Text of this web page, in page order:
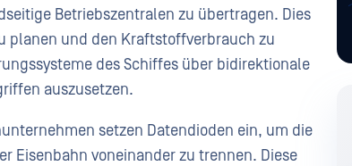
Betriebszentralen zu übertragen. Dies
planen und den Kraftstoffverbrauch zu
des Schiffes über bidirektionale
auszusetzen.
setzen Datendioden ein, um die
Eisenbahn voneinander zu trennen. Diese